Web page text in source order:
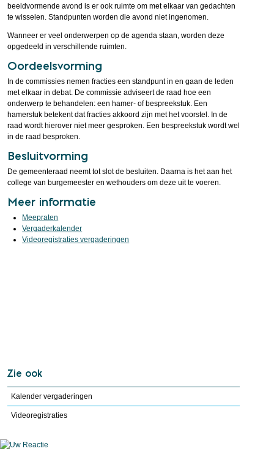
beeldvormende avond is er ook ruimte om met elkaar van gedachten
te wisselen. Standpunten worden die avond niet ingenomen.
Wanneer er veel onderwerpen op de agenda staan, worden deze
opgedeeld in verschillende ruimten.
Oordeelsvorming
In de commissies nemen fracties een standpunt in en gaan de leden
met elkaar in debat. De commissie adviseert de raad hoe een
onderwerp te behandelen: een hamer- of bespreekstuk. Een
hamerstuk betekent dat fracties akkoord zijn met het voorstel. In de
raad wordt hierover niet meer gesproken. Een bespreekstuk wordt wel
in de raad besproken.
Besluitvorming
De gemeenteraad neemt tot slot de besluiten. Daarna is het aan het
college van burgemeester en wethouders om deze uit te voeren.
Meer informatie
Meepraten
Vergaderkalender
Videoregistraties vergaderingen
Zie ook
Kalender vergaderingen
Videoregistraties